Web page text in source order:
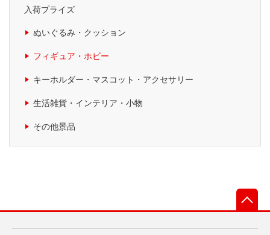
入荷プライズ
ぬいぐるみ・クッション
フィギュア・ホビー
キーホルダー・マスコット・アクセサリー
生活雑貨・インテリア・小物
その他景品